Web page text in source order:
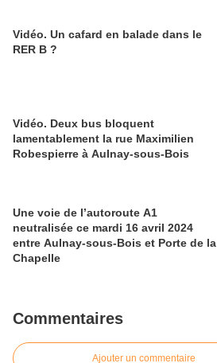
Vidéo. Un cafard en balade dans le
RER B ?
Vidéo. Deux bus bloquent
lamentablement la rue Maximilien
Robespierre à Aulnay-sous-Bois
Une voie de l’autoroute A1
neutralisée ce mardi 16 avril 2024
entre Aulnay-sous-Bois et Porte de la
Chapelle
Commentaires
Ajouter un commentaire